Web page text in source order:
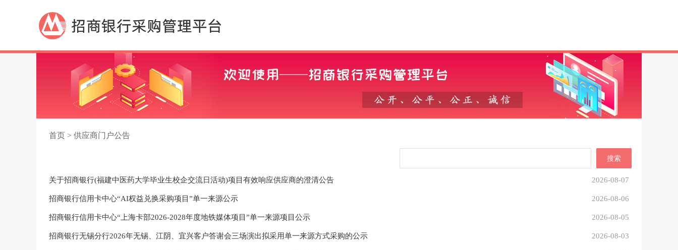
首页 > 供应商门户公告
搜索
关于招商银行(福建中医药大学毕业生校企交流日活动)项目有效响应供应商的澄清公告 2026-08-07
招商银行信用卡中心“AI权益兑换采购项目”单一来源公示 2026-08-06
招商银行信用卡中心“上海卡部2026-2028年度地铁媒体项目”单一来源项目公示 2026-08-05
招商银行无锡分行2026年无锡、江阴、宜兴客户答谢会三场演出拟采用单一来源方式采购的公示 2026-08-03